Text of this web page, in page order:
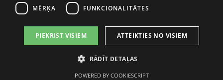
E-pasts:
© 2020 Interbaltija AG. Visas tiesības aizsargātas.
IEGĀDĀŠANĀS UN NODOŠANA NEPILNGADĪGĀM PERSONĀM IR
AIZLIEGTA.
MĒRĶA FUNKCIONALITĀTES
PIEKRIST VISIEM ATTEIKTIES NO VISIEM
RĀDĪT DETAĻAS
POWERED BY COOKIESCRIPT